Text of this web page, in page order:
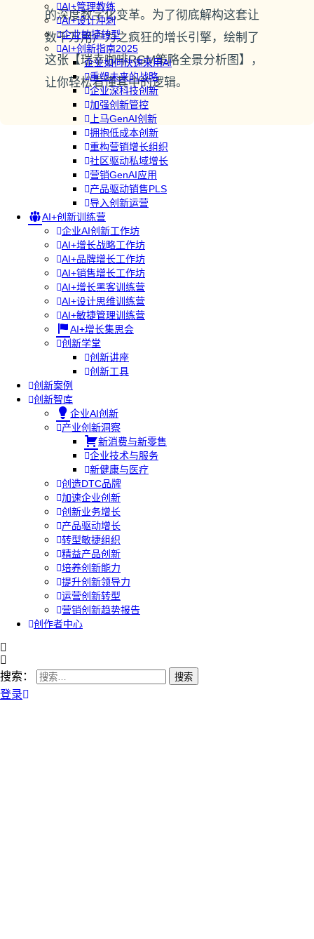
AI+管理教练
AI+设计冲刺
企业敏捷转型
AI+创新指南2025
企业如何快速采用AI
重塑未来的战略
企业深科技创新
加强创新管控
上马GenAI创新
拥抱低成本创新
重构营销增长组织
社区驱动私域增长
营销GenAI应用
产品驱动销售PLS
导入创新运营
AI+创新训练营
企业AI创新工作坊
AI+增长战略工作坊
AI+品牌增长工作坊
AI+销售增长工作坊
AI+增长黑客训练营
AI+设计思维训练营
AI+敏捷管理训练营
AI+增长集思会
创新学堂
创新讲座
创新工具
创新案例
创新智库
企业AI创新
产业创新洞察
新消费与新零售
企业技术与服务
新健康与医疗
创造DTC品牌
加速企业创新
创新业务增长
产品驱动增长
转型敏捷组织
精益产品创新
培养创新能力
提升创新领导力
运营创新转型
营销创新趋势报告
创作者中心
搜索：
登录
的深度数字化变革。为了彻底解构这套让
数千万用户为之疯狂的增长引擎，绘制了
这张【瑞幸咖啡RGM策略全景分析图】，
让你轻松看懂其中的逻辑。